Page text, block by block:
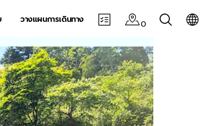
วางแผนการเดินทาง 0